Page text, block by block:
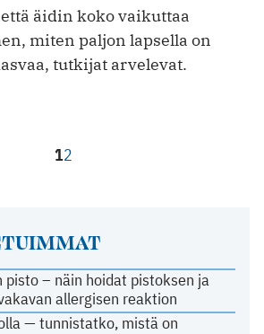
äidin koko vaikuttaa
miten paljon lapsella on
tutkijat arvelevat.
12
pisto – näin hoidat pistoksen ja
allergisen reaktion
— tunnistatko, mistä on